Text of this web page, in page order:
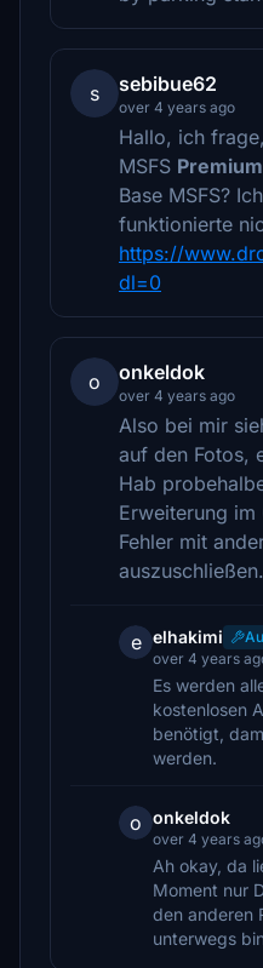
s sebibue62
over 4 years ago
Hallo, ich
MSFS
Base MSFS?
funktionierte
https://
dl=0
o onkeldok
over 4 years ago
Also bei mir
auf den Fotos,
Hab
Erweiterung
Fehler mit
auszuschließen.
e elhakimi
over 4 years
Es werden
kostenlosen
benötigt,
werden.
o onkeldok
over 4 years
Ah okay, da
Moment nur
den anderen
unterwegs